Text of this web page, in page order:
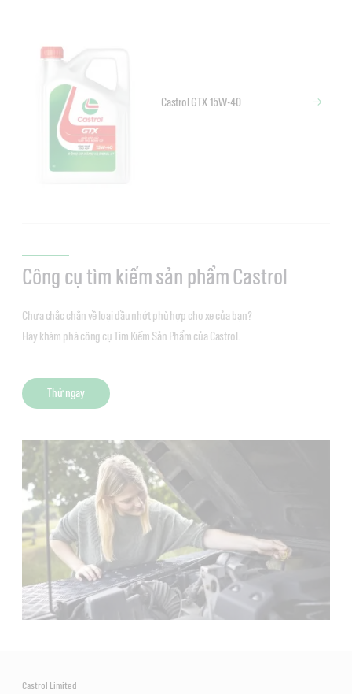
Castrol GTX 15W-40
Công cụ tìm kiếm sản phẩm Castrol
Chưa chắc chắn về loại dầu nhớt phù hợp cho xe của bạn?
Hãy khám phá công cụ Tìm Kiếm Sản Phẩm của Castrol.
Thử ngay
Castrol Limited